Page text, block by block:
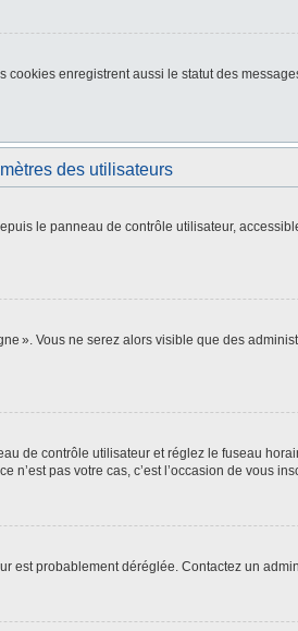
enregistrent aussi le statut des
des utilisateurs
le panneau de contrôle utilisateur,
». Vous ne serez alors visible que des
de contrôle utilisateur et réglez le fuseau
n’est pas votre cas, c’est l’occasion de vous
est probablement déréglée. Contactez un